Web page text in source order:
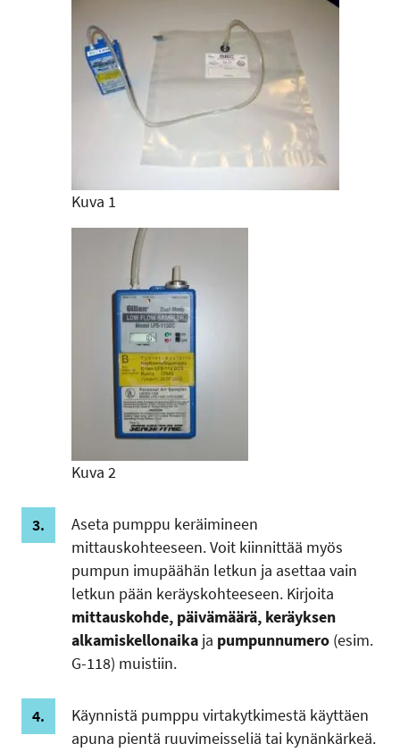
Kuva 1
Kuva 2
Aseta pumppu keräimineen
mittauskohteeseen. Voit kiinnittää myös
pumpun imupäähän letkun ja asettaa vain
letkun pään keräyskohteeseen. Kirjoita
mittauskohde, päivämäärä, keräyksen
alkamiskellonaika ja pumpunnumero (esim.
G-118) muistiin.
Käynnistä pumppu virtakytkimestä käyttäen
apuna pientä ruuvimeisseliä tai kynänkärkeä.